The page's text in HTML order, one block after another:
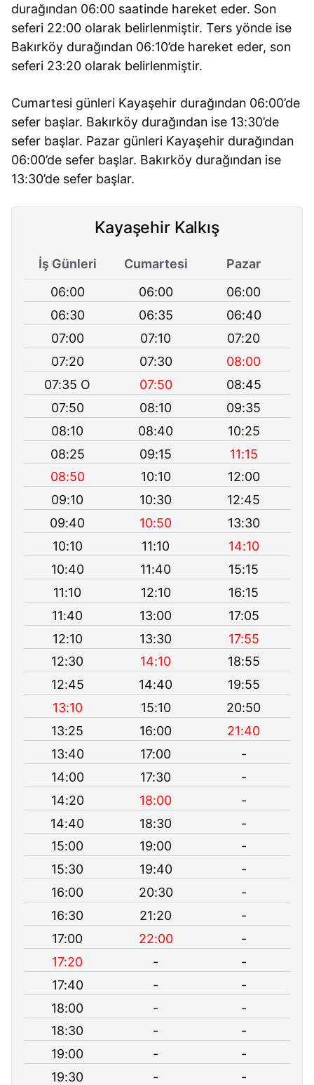
durağından 06:00 saatinde hareket eder. Son
seferi 22:00 olarak belirlenmiştir. Ters yönde ise
Bakırköy durağından 06:10’de hareket eder, son
seferi 23:20 olarak belirlenmiştir.
Cumartesi günleri Kayaşehir durağından 06:00’de
sefer başlar. Bakırköy durağından ise 13:30’de
sefer başlar. Pazar günleri Kayaşehir durağından
06:00’de sefer başlar. Bakırköy durağından ise
13:30’de sefer başlar.
Kayaşehir Kalkış
İş Günleri Cumartesi
Pazar
06:00
06:00
06:00
06:30
06:35
06:40
07:00
07:10
07:20
07:20
07:30
08:00
07:35 O
07:50
08:45
07:50
08:10
09:35
08:10
08:40
10:25
08:25
09:15
11:15
08:50
10:10
12:00
09:10
10:30
12:45
09:40
10:50
13:30
10:10
11:10
14:10
10:40
11:40
15:15
11:10
12:10
16:15
11:40
13:00
17:05
12:10
13:30
17:55
12:30
14:10
18:55
12:45
14:40
19:55
13:10
15:10
20:50
13:25
16:00
21:40
13:40
17:00
-
14:00
17:30
-
14:20
18:00
-
14:40
18:30
-
15:00
19:00
-
15:30
19:40
-
16:00
20:30
-
16:30
21:20
-
17:00
22:00
-
17:20
-
-
17:40
-
-
18:00
-
-
18:30
-
-
19:00
-
-
19:30
- -